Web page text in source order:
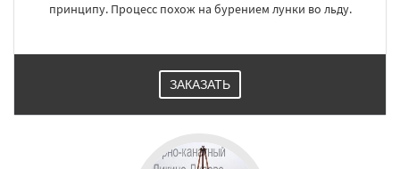
принципу. Процесс похож на бурением лунки во льду.
ЗАКАЗАТЬ